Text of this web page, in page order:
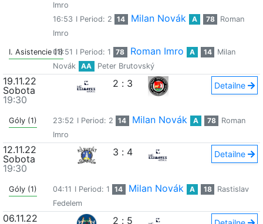
Imro
16:53 I Period: 2 14 Milan Novák A 78
Roman
Imro
I. Asistencie (1)03:51 I Period: 1 78 Roman Imro A 14
Milan
Novák
AA Peter Brutovský
19.11.22
Sobota
19:30
2 : 3 Detailne
Góly (1) 23:52 I Period: 2 14 Milan Novák A 78
Roman
Imro
12.11.22
Sobota
19:30
3 : 4 Detailne
Góly (1) 04:11 I Period: 1 14 Milan Novák A 18
Rastislav
Fedelem
06.11.22
2 : 5